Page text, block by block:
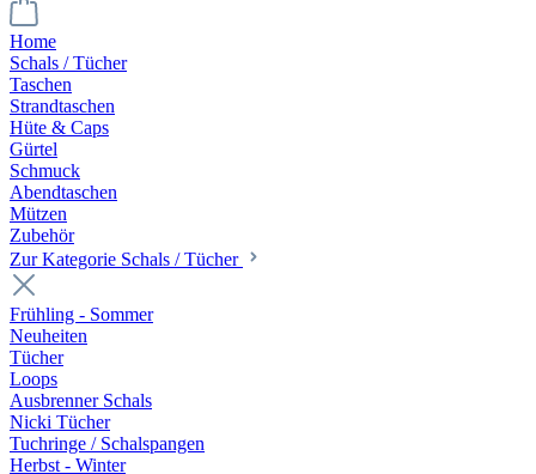
Home
Schals / Tücher
Taschen
Strandtaschen
Hüte & Caps
Gürtel
Schmuck
Abendtaschen
Mützen
Zubehör
Zur Kategorie Schals / Tücher
Frühling - Sommer
Neuheiten
Tücher
Loops
Ausbrenner Schals
Nicki Tücher
Tuchringe / Schalspangen
Herbst - Winter